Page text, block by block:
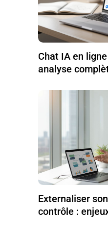
Chat IA en
analyse
Externaliser
contrôle :